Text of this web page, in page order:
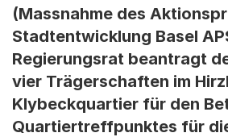
(Massnahme des
Stadtentwicklung Basel
Regierungsrat beantragt
vier Trägerschaften im
Klybeckquartier für den
Quartiertreffpunktes für